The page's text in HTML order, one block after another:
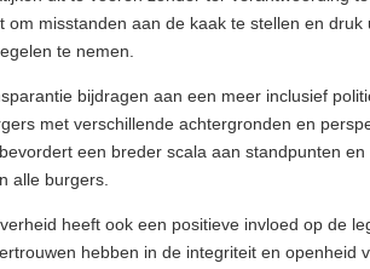
om misstanden aan de kaak te stellen en
te nemen.
bijdragen aan een meer inclusief
met verschillende achtergronden en
een breder scala aan standpunten
alle burgers.
heeft ook een positieve invloed op de
hebben in de integriteit en openheid